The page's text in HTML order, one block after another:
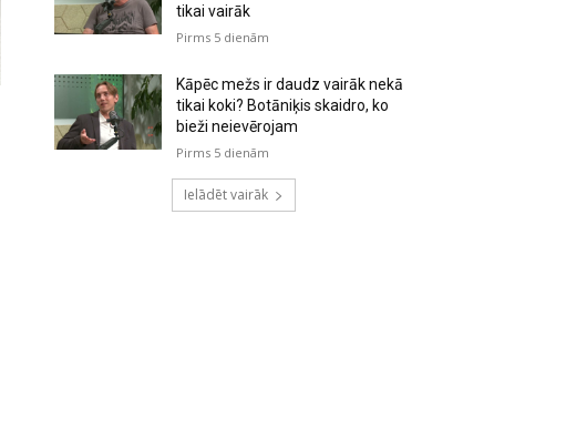
tikai vairāk
Pirms 5 dienām
Kāpēc mežs ir daudz vairāk nekā
tikai koki? Botāniķis skaidro, ko
bieži neievērojam
Pirms 5 dienām
Ielādēt vairāk